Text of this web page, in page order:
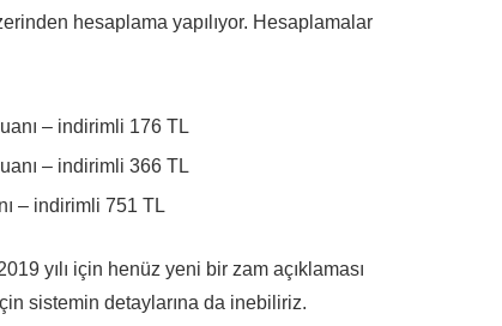
hesaplama yapılıyor. Hesaplamalar
– indirimli 176 TL
– indirimli 366 TL
– indirimli 751 TL
yılı için henüz yeni bir zam açıklaması
sistemin detaylarına da inebiliriz.